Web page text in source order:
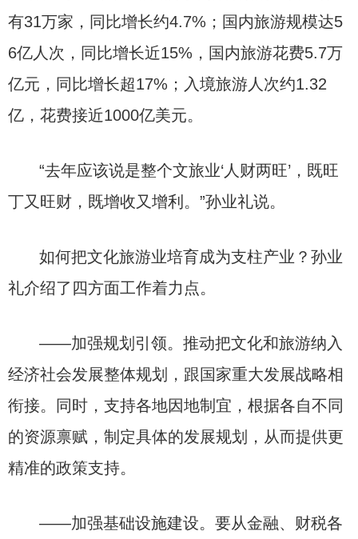
有31万家，同比增长约4.7%；国内旅游规模达5
6亿人次，同比增长近15%，国内旅游花费5.7万
亿元，同比增长超17%；入境旅游人次约1.32
亿，花费接近1000亿美元。
“去年应该说是整个文旅业‘人财两旺’，既旺
丁又旺财，既增收又增利。”孙业礼说。
如何把文化旅游业培育成为支柱产业？孙业
礼介绍了四方面工作着力点。
——加强规划引领。推动把文化和旅游纳入
经济社会发展整体规划，跟国家重大发展战略相
衔接。同时，支持各地因地制宜，根据各自不同
的资源禀赋，制定具体的发展规划，从而提供更
精准的政策支持。
——加强基础设施建设。要从金融、财税各